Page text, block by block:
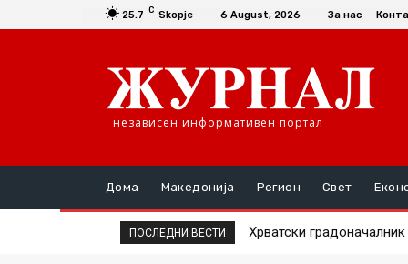
25.7 C Skopje 6 August, 2026 За нас
независен информативен портал
Дома Македонија Регион Свет
ПОСЛЕДНИ ВЕСТИ Хрватски